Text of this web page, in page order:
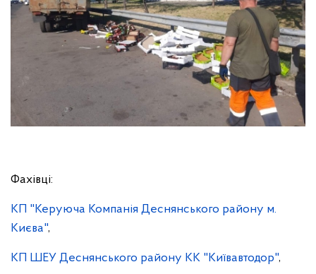
Фахівці:
КП "Керуюча Компанія Деснянського району м.
Києва",
КП ШЕУ Деснянського району КК "Київавтодор",